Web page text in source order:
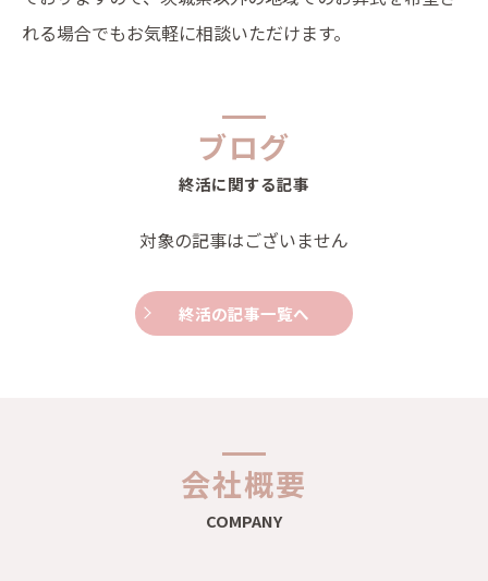
れる場合でもお気軽に相談いただけます。
ブログ
終活に関する記事
対象の記事はございません
終活の記事一覧へ
会社概要
COMPANY